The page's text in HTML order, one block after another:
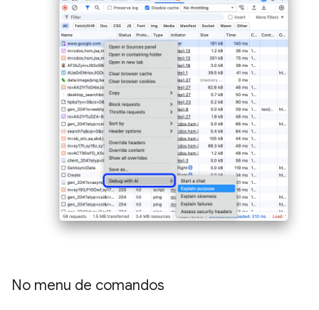
No menu de comandos